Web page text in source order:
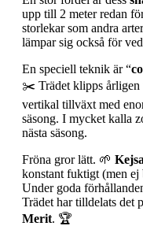
upp till 2 meter redan
storlekar som andra
lämpar sig också för
En speciell teknik är “
✂️ Trädet klipps årligen
vertikal tillväxt med
säsong. I mycket kalla
nästa säsong.
Fröna gror lätt. 🌱
konstant fuktigt (men
Under goda
Trädet har tilldelats det
Merit. 🏆